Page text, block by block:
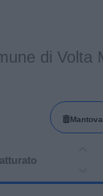
di Volta
Mantova